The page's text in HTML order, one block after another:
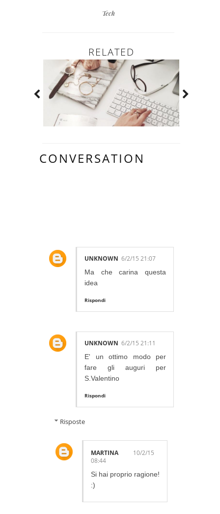
Tech
RELATED
CONVERSATION
UNKNOWN 6/2/15 21:07
Ma che carina questa
idea
Rispondi
UNKNOWN 6/2/15 21:11
E' un ottimo modo per
fare gli auguri per
S.Valentino
Rispondi
Risposte
MARTINA
10/2/15
08:44
Si hai proprio ragione!
:)